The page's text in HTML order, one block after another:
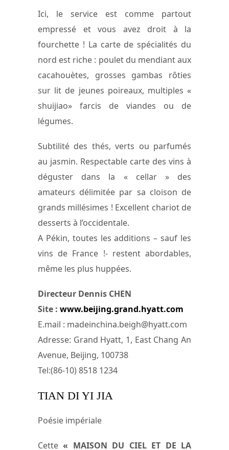
Ici, le service est comme partout
empressé et vous avez droit à la
fourchette ! La carte de spécialités du
nord est riche : poulet du mendiant aux
cacahouètes, grosses gambas rôties
sur lit de jeunes poireaux, multiples «
shuijiao» farcis de viandes ou de
légumes.
Subtilité des thés, verts ou parfumés
au jasmin. Respectable carte des vins à
déguster dans la « cellar » des
amateurs délimitée par sa cloison de
grands millésimes ! Excellent chariot de
desserts à l’occidentale.
A Pékin, toutes les additions – sauf les
vins de France !- restent abordables,
même les plus huppées.
Directeur Dennis CHEN
Site : www.beijing.grand.hyatt.com
E.mail : madeinchina.beigh@hyatt.com
Adresse: Grand Hyatt, 1, East Chang An
Avenue, Beijing, 100738
Tel:(86-10) 8518 1234
TIAN DI YI JIA
Poésie impériale
Cette« MAISON DU CIEL ET DE LA